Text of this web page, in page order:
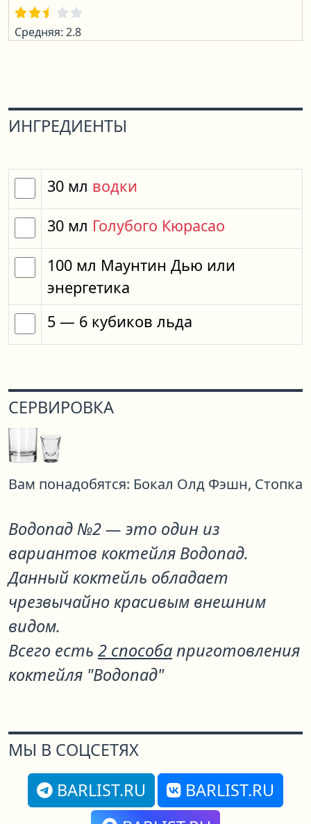
Средняя: 2.8
ИНГРЕДИЕНТЫ
30 мл водки
30 мл Голубого Кюрасао
100 мл Маунтин Дью или
энергетика
5 — 6 кубиков льда
СЕРВИРОВКА
Вам понадобятся: Бокал Олд Фэшн, Стопка
Водопад №2— это один из
вариантов коктейля Водопад.
Данный коктейль обладает
чрезвычайно красивым внешним
видом.
Всего есть 2 способаприготовления
коктейля "Водопад"
МЫ В СОЦСЕТЯХ
BARLIST.RU
BARLIST.RU